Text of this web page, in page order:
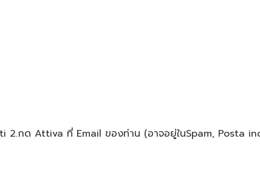
2.กด Attiva ที่ Email ของท่าน (อาจอยู่ในSpam, Posta